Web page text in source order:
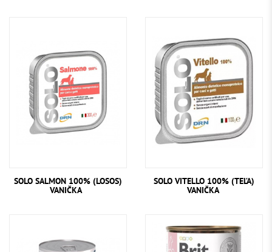
SOLO SALMON 100% (LOSOS)
VANIČKA
SOLO VITELLO 100% (TEĽA)
VANIČKA